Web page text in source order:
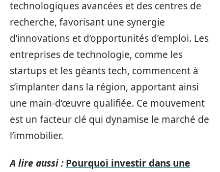
technologiques avancées et des centres de
recherche, favorisant une synergie
d’innovations et d’opportunités d’emploi. Les
entreprises de technologie, comme les
startups et les géants tech, commencent à
s’implanter dans la région, apportant ainsi
une main-d’œuvre qualifiée. Ce mouvement
est un facteur clé qui dynamise le marché de
l’immobilier.
A lire aussi : Pourquoi investir dans une